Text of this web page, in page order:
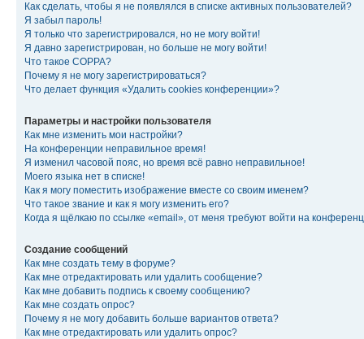
Как сделать, чтобы я не появлялся в списке активных пользователей?
Я забыл пароль!
Я только что зарегистрировался, но не могу войти!
Я давно зарегистрирован, но больше не могу войти!
Что такое COPPA?
Почему я не могу зарегистрироваться?
Что делает функция «Удалить cookies конференции»?
Параметры и настройки пользователя
Как мне изменить мои настройки?
На конференции неправильное время!
Я изменил часовой пояс, но время всё равно неправильное!
Моего языка нет в списке!
Как я могу поместить изображение вместе со своим именем?
Что такое звание и как я могу изменить его?
Когда я щёлкаю по ссылке «email», от меня требуют войти на
Создание сообщений
Как мне создать тему в форуме?
Как мне отредактировать или удалить сообщение?
Как мне добавить подпись к своему сообщению?
Как мне создать опрос?
Почему я не могу добавить больше вариантов ответа?
Как мне отредактировать или удалить опрос?